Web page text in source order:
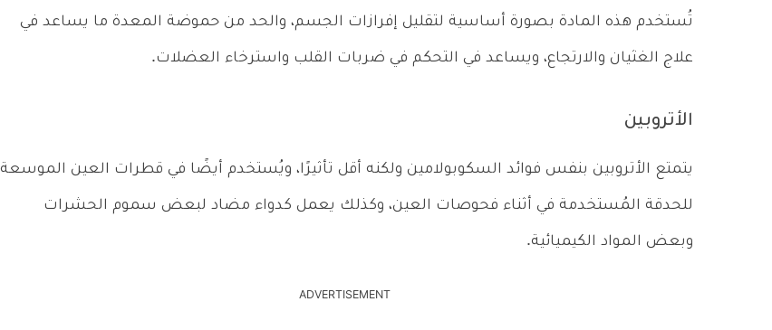
تُستخدم هذه المادة بصورة أساسية لتقليل إفرازات الجسم، والحد من حموضة المعدة ما يساعد في
علاج الغثيان والارتجاع، ويساعد في التحكم في ضربات القلب واسترخاء العضلات.
الأتروبين
يتمتع الأتروبين بنفس فوائد السكوبولامين ولكنه أقل تأثيرًا، ويُستخدم أيضًا في قطرات العين الموسعة
للحدقة المُستخدمة في أثناء فحوصات العين، وكذلك يعمل كدواء مضاد لبعض سموم الحشرات
وبعض المواد الكيميائية.
ADVERTISEMENT